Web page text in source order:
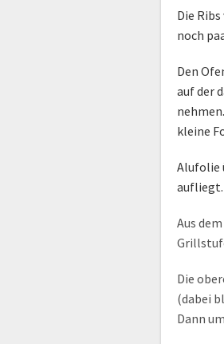
Die
noch
Den
auf der
kleine
Alufolie
aufliegt.
Aus
Die
(dabei
Dann